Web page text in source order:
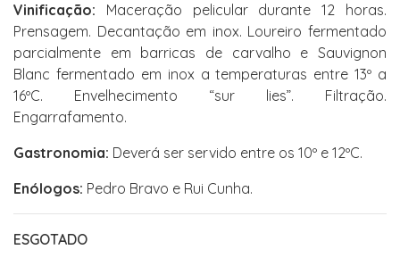
Vinificação: Maceração pelicular durante 12 horas.
Prensagem. Decantação em inox. Loureiro fermentado
parcialmente em barricas de carvalho e Sauvignon
Blanc fermentado em inox a temperaturas entre 13º a
16ºC. Envelhecimento “sur lies”. Filtração.
Engarrafamento.
Gastronomia: Deverá ser servido entre os 10º e 12ºC.
Enólogos: Pedro Bravo e Rui Cunha.
ESGOTADO